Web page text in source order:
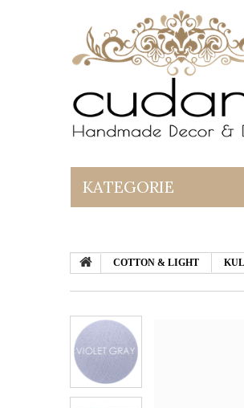
KATEGORIE
COTTON & LIGHT